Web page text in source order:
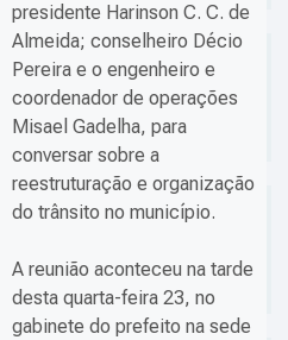
presidente Harinson C. C. de
Almeida; conselheiro Décio
Pereira e o engenheiro e
coordenador de operações
Misael Gadelha, para
conversar sobre a
reestruturação e organização
do trânsito no município.
A reunião aconteceu na tarde
desta quarta-feira 23, no
gabinete do prefeito na sede